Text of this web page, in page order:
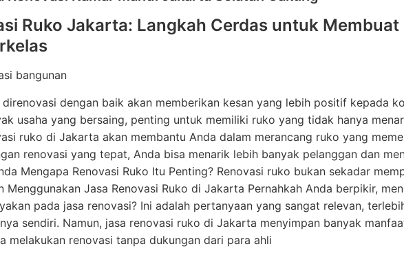
Ruko Jakarta: Langkah Cerdas untuk Membuat
bangunan
direnovasi dengan baik akan memberikan kesan yang lebih positif kepada
usaha yang bersaing, penting untuk memiliki ruko yang tidak hanya
ruko di Jakarta akan membantu Anda dalam merancang ruko yang
renovasi yang tepat, Anda bisa menarik lebih banyak pelanggan dan
Mengapa Renovasi Ruko Itu Penting? Renovasi ruko bukan sekadar
Menggunakan Jasa Renovasi Ruko di Jakarta Pernahkah Anda berpikir,
pada jasa renovasi? Ini adalah pertanyaan yang sangat relevan,
sendiri. Namun, jasa renovasi ruko di Jakarta menyimpan banyak
melakukan renovasi tanpa dukungan dari para ahli